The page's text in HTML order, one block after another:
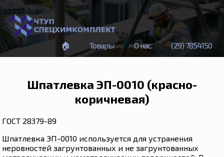
🏠 Товары О нас (29) 7854150
Шпатлевка ЭП-0010 (красно-
коричневая)
ГОСТ 28379-89
Шпатлевка ЭП-0010 используется для устранения
неровностей загрунтованных и не загрунтованных